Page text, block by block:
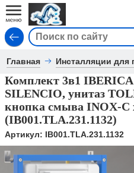
Главная Инсталляции для
Комплект 3в1
SILENCIO, унитаз
кнопка смыва INOX-C
(IB001.TLA.231.1132)
Артикул: IB001.TLA.231.1132